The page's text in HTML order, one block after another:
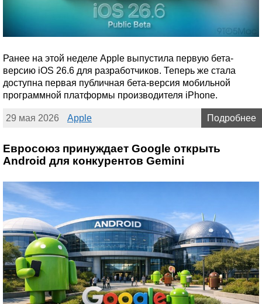
Ранее на этой неделе Apple выпустила первую бета-
версию iOS 26.6 для разработчиков. Теперь же стала
доступна первая публичная бета-версия мобильной
программной платформы производителя iPhone.
29 мая 2026 Apple Подробнее
Евросоюз принуждает Google открыть
Android для конкурентов Gemini